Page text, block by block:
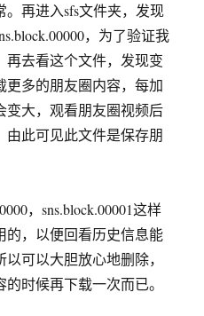
再进入sfs文件夹，发现
，为了验证我
再去看这个文件，发现变
更多的朋友圈内容，每加
变大，观看朋友圈视频后
由此可见此文件是保存朋
，sns.block.00001这样
的，以便回看历史信息能
可以大胆放心地删除，
时候再下载一次而已。